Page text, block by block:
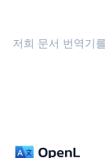
저희 문서 번역기